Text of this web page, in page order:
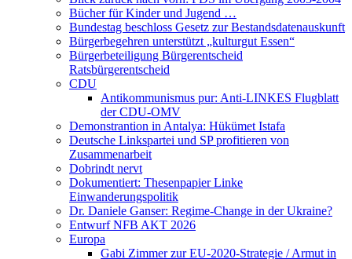
Bücher für Kinder und Jugend …
Bundestag beschloss Gesetz zur Bestandsdatenauskunft
Bürgerbegehren unterstützt „kulturgut Essen“
Bürgerbeteiligung Bürgerentscheid
Ratsbürgerentscheid
CDU
Antikommunismus pur: Anti-LINKES Flugblatt
der CDU-OMV
Demonstrantion in Antalya: Hükümet Istafa
Deutsche Linkspartei und SP profitieren von
Zusammenarbeit
Dobrindt nervt
Dokumentiert: Thesenpapier Linke
Einwanderungspolitik
Dr. Daniele Ganser: Regime-Change in der Ukraine?
Entwurf NFB AKT 2026
Europa
Gabi Zimmer zur EU-2020-Strategie / Armut in